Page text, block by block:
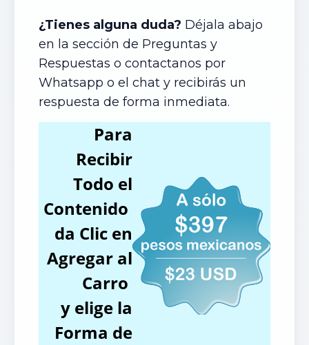
¿Tienes alguna duda? Déjala abajo
en la sección de Preguntas y
Respuestas o contactanos por
Whatsapp o el chat y recibirás un
respuesta de forma inmediata.
Para
Recibir
Todo el
Contenido
da Clic en
Agregar al
Carro
y elige la
Forma de